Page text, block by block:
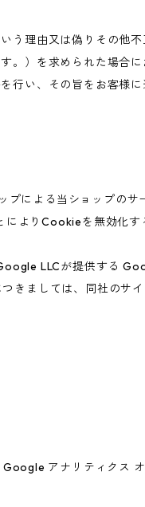
う理由又は偽りその他
。）を求められた場合
行い、その旨をお客様
による当ショップのサ
よりCookieを無効化す
LLCが提供する
ましては、同社のサイ
アナリティクス